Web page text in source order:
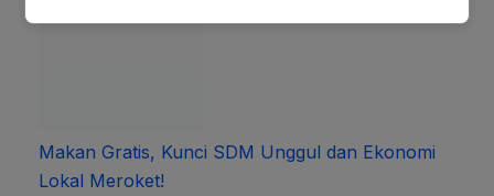
Makan Gratis, Kunci SDM Unggul dan Ekonomi
Lokal Meroket!